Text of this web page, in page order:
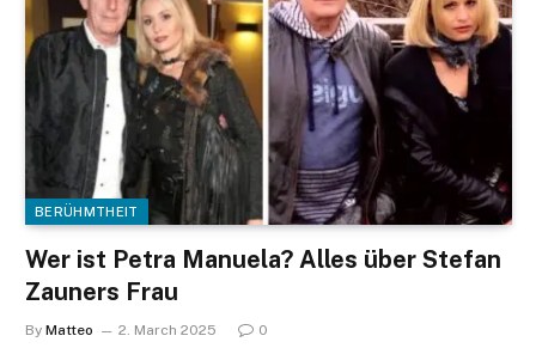
BERÜHMTHEIT
Wer ist Petra Manuela? Alles über Stefan
Zauners Frau
By Matteo 2. March 2025 0